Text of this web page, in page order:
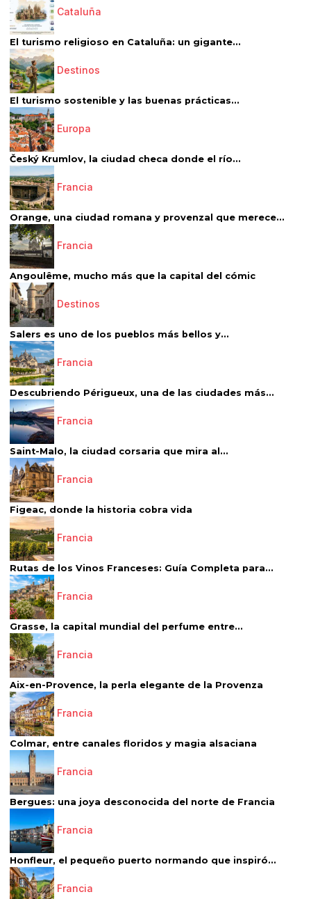
Cataluña
El turismo religioso en Cataluña: un gigante...
Destinos
El turismo sostenible y las buenas prácticas...
Europa
Český Krumlov, la ciudad checa donde el río...
Francia
Orange, una ciudad romana y provenzal que merece...
Francia
Angoulême, mucho más que la capital del cómic
Destinos
Salers es uno de los pueblos más bellos y...
Francia
Descubriendo Périgueux, una de las ciudades más...
Francia
Saint-Malo, la ciudad corsaria que mira al...
Francia
Figeac, donde la historia cobra vida
Francia
Rutas de los Vinos Franceses: Guía Completa para...
Francia
Grasse, la capital mundial del perfume entre...
Francia
Aix-en-Provence, la perla elegante de la Provenza
Francia
Colmar, entre canales floridos y magia alsaciana
Francia
Bergues: una joya desconocida del norte de Francia
Francia
Honfleur, el pequeño puerto normando que inspiró...
Francia